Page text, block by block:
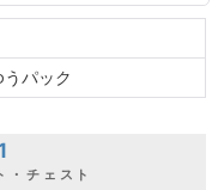
うパック
・チェスト